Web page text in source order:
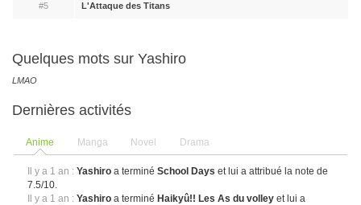
#5 L'Attaque des Titans
Quelques mots sur Yashiro
LMAO
Dernières activités
Anime Manga Novel Drama
Il y a 1 an : Yashiro a terminéSchool Days et lui a attribué la note de
7.5/10.
Il y a 1 an : Yashiro a terminé Haikyû!! Les As du volley et lui a